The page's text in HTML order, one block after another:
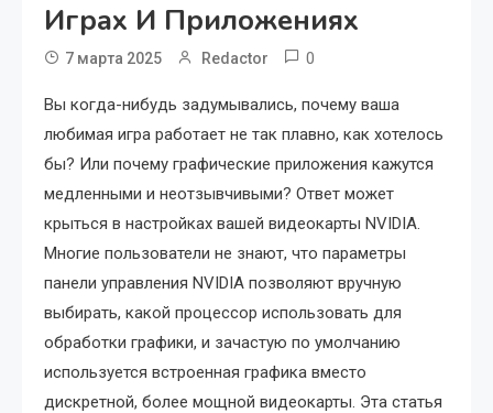
Играх И Приложениях
7 марта 2025 Redactor 0
Вы когда-нибудь задумывались, почему ваша
любимая игра работает не так плавно, как хотелось
бы? Или почему графические приложения кажутся
медленными и неотзывчивыми? Ответ может
крыться в настройках вашей видеокарты NVIDIA.
Многие пользователи не знают, что параметры
панели управления NVIDIA позволяют вручную
выбирать, какой процессор использовать для
обработки графики, и зачастую по умолчанию
используется встроенная графика вместо
дискретной, более мощной видеокарты. Эта статья